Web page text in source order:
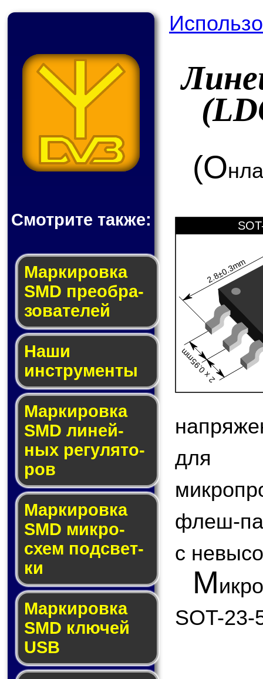
Смотрите также:
Мар­ки­ров­ка
SMD пре­об­ра­
зо­ва­те­лей
Наши
инструменты
Маркировка
SMD ли­ней­
ных ре­гу­ля­то­
ров
Маркировка
SMD мик­ро­
схем под­свет­
ки
Маркировка
SMD клю­чей
USB
(О
2.8±0.3mm
2 x 0.95mm
для
флеш-
с
М
SOT-23-